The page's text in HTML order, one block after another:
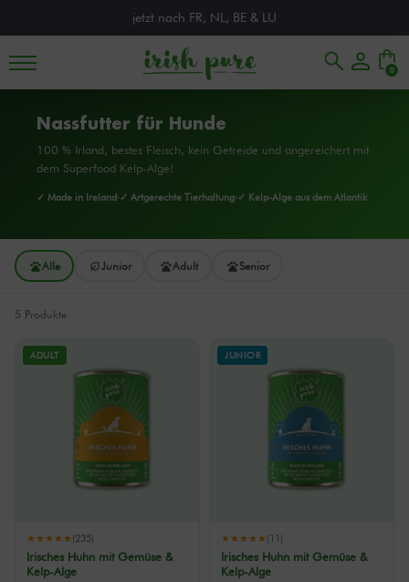
jetzt nach FR, NL, BE & LU
0
Nassfutter für Hunde
100 % Irland, bestes Fleisch, kein Getreide und angereichert mit
dem Superfood Kelp-Alge!
✓ Made in Ireland ✓ Artgerechte Tierhaltung ✓ Kelp-Alge aus dem Atlantik
Alle Junior Adult Senior
5 Produkte
ADULT
★★★★★(235)
Irisches Huhn mit Gemüse &
Kelp-Alge
JUNIOR
★★★★★(11)
Irisches Huhn mit Gemüse &
Kelp-Alge